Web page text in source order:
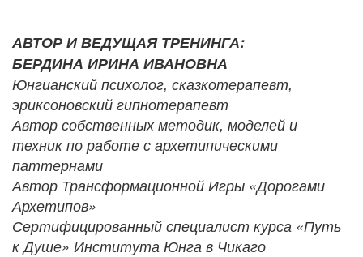
АВТОР И ВЕДУЩАЯ ТРЕНИНГА:
БЕРДИНА ИРИНА ИВАНОВНА
Юнгианский психолог, сказкотерапевт,
эриксоновский гипнотерапевт
Автор собственных методик, моделей и
техник по работе с архетипическими
паттернами
Автор Трансформационной Игры «Дорогами
Архетипов»
Сертифицированный специалист курса «Путь
к Душе» Института Юнга в Чикаго